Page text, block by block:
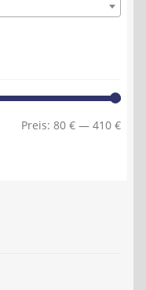
Min.
Max.
Preis: 80 € — 410 €